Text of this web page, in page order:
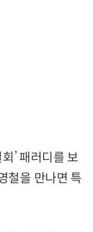
’ 패러디를 보
철을 만나면 특